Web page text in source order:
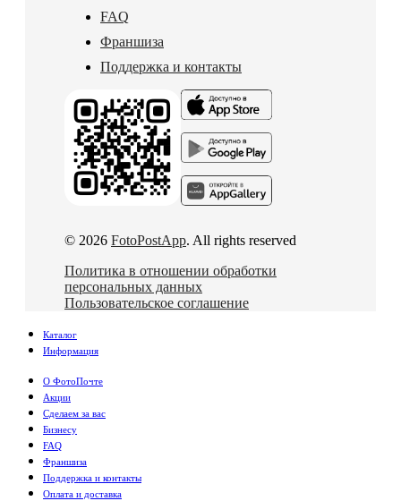
FAQ
Франшиза
Поддержка и контакты
© 2026 FotoPostApp. All rights reserved
Политика в отношении обработки
персональных данных
Пользовательское соглашение
Каталог
Информация
О ФотоПочте
Акции
Сделаем за вас
Бизнесу
FAQ
Франшиза
Поддержка и контакты
Оплата и доставка